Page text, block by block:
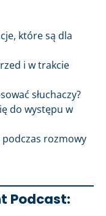
które są dla
i w trakcie
słuchaczy?
do występu w
podczas rozmowy
Podcast: